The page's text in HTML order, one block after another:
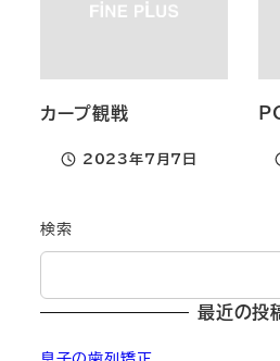
カープ観戦
投稿日
2023年7月7日
検索
最近の投